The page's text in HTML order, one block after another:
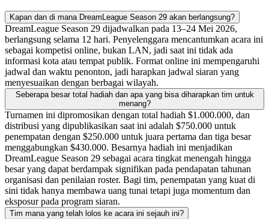
Kapan dan di mana DreamLeague Season 29 akan berlangsung?
DreamLeague Season 29 dijadwalkan pada 13–24 Mei 2026,
berlangsung selama 12 hari. Penyelenggara mencantumkan acara ini
sebagai kompetisi online, bukan LAN, jadi saat ini tidak ada
informasi kota atau tempat publik. Format online ini mempengaruhi
jadwal dan waktu penonton, jadi harapkan jadwal siaran yang
menyesuaikan dengan berbagai wilayah.
Seberapa besar total hadiah dan apa yang bisa diharapkan tim untuk
menang?
Turnamen ini dipromosikan dengan total hadiah $1.000.000, dan
distribusi yang dipublikasikan saat ini adalah $750.000 untuk
penempatan dengan $250.000 untuk juara pertama dan tiga besar
menggabungkan $430.000. Besarnya hadiah ini menjadikan
DreamLeague Season 29 sebagai acara tingkat menengah hingga
besar yang dapat berdampak signifikan pada pendapatan tahunan
organisasi dan penilaian roster. Bagi tim, penempatan yang kuat di
sini tidak hanya membawa uang tunai tetapi juga momentum dan
eksposur pada program siaran.
Tim mana yang telah lolos ke acara ini sejauh ini?